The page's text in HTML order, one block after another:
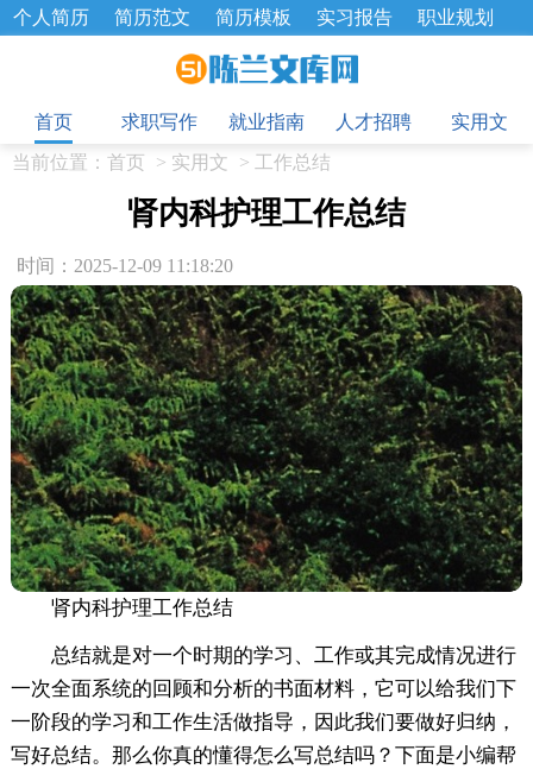
个人简历 简历范文 简历模板 实习报告
职业规划
招聘选拔 绩效考核 企业文化
工作总结
辞职报告
首页
求职写作 就业指南 人才招聘
实用文
当前位置： 首页 > 实用文 > 工作总结
肾内科护理工作总结
时间：2025-12-09 11:18:20
肾内科护理工作总结
总结就是对一个时期的学习、工作或其完成情况进行
一次全面系统的回顾和分析的书面材料，它可以给我们下
一阶段的学习和工作生活做指导，因此我们要做好归纳，
写好总结。那么你真的懂得怎么写总结吗？下面是小编帮